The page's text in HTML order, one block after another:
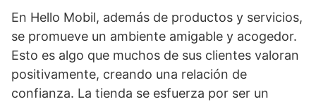
En Hello Mobil, además de productos y servicios,
se promueve un ambiente amigable y acogedor.
Esto es algo que muchos de sus clientes valoran
positivamente, creando una relación de
confianza. La tienda se esfuerza por ser un